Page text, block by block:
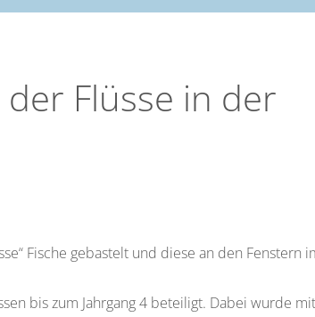
Flüsse in der
Fische gebastelt und diese an den Fenstern
bis zum Jahrgang 4 beteiligt. Dabei wurde